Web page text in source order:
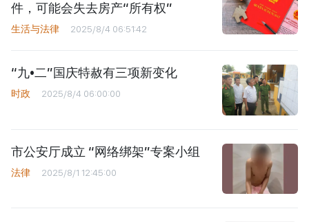
件，可能会失去房产“所有权”
生活与法律 2025/8/4 06:51:42
“九•二”国庆特赦有三项新变化
时政 2025/8/4 06:00:00
市公安厅成立 “网络绑架”专案小组
法律 2025/8/1 12:45:00